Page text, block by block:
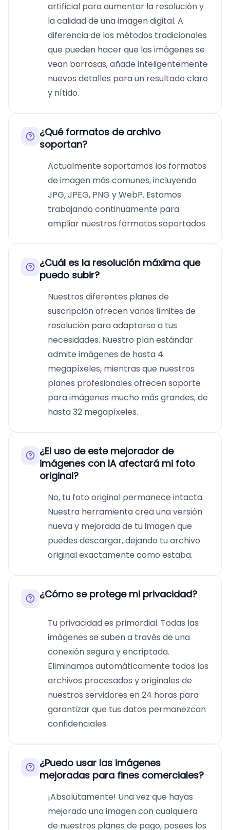
artificial para aumentar la resolución y
la calidad de una imagen digital. A
diferencia de los métodos tradicionales
que pueden hacer que las imágenes se
vean borrosas, añade inteligentemente
nuevos detalles para un resultado claro
y nítido.
¿Qué formatos de archivo
soportan?
Actualmente soportamos los formatos
de imagen más comunes, incluyendo
JPG, JPEG, PNG y WebP. Estamos
trabajando continuamente para
ampliar nuestros formatos soportados.
¿Cuál es la resolución máxima que
puedo subir?
Nuestros diferentes planes de
suscripción ofrecen varios límites de
resolución para adaptarse a tus
necesidades. Nuestro plan estándar
admite imágenes de hasta 4
megapíxeles, mientras que nuestros
planes profesionales ofrecen soporte
para imágenes mucho más grandes, de
hasta 32 megapíxeles.
¿El uso de este mejorador de
imágenes con IA afectará mi foto
original?
No, tu foto original permanece intacta.
Nuestra herramienta crea una versión
nueva y mejorada de tu imagen que
puedes descargar, dejando tu archivo
original exactamente como estaba.
¿Cómo se protege mi privacidad?
Tu privacidad es primordial. Todas las
imágenes se suben a través de una
conexión segura y encriptada.
Eliminamos automáticamente todos los
archivos procesados y originales de
nuestros servidores en 24 horas para
garantizar que tus datos permanezcan
confidenciales.
¿Puedo usar las imágenes
mejoradas para fines comerciales?
¡Absolutamente! Una vez que hayas
mejorado una imagen con cualquiera
de nuestros planes de pago, posees los